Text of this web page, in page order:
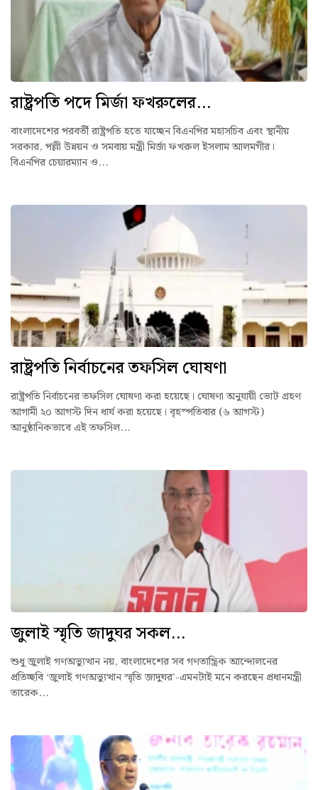
রাষ্ট্রপতি পদে মির্জা ফখরুলের...
বাংলাদেশের পরবর্তী রাষ্ট্রপতি হতে যাচ্ছেন বিএনপির মহাসচিব এবং স্থানীয়
সরকার, পল্লী উন্নয়ন ও সমবায় মন্ত্রী মির্জা ফখরুল ইসলাম আলমগীর।
বিএনপির চেয়ারম্যান ও...
রাষ্ট্রপতি নির্বাচনের তফসিল ঘোষণা
রাষ্ট্রপতি নির্বাচনের তফসিল ঘোষণা করা হয়েছে। ঘোষণা অনুযায়ী ভোট গ্রহণ
আগামী ২০ আগস্ট দিন ধার্য করা হয়েছে। বৃহস্পতিবার (৬ আগস্ট)
আনুষ্ঠানিকভাবে এই তফসিল...
জুলাই স্মৃতি জাদুঘর সকল...
শুধু জুলাই গণঅভ্যুত্থান নয়, বাংলাদেশের সব গণতান্ত্রিক আন্দোলনের
প্রতিচ্ছবি ‘জুলাই গণঅভ্যুত্থান স্মৃতি জাদুঘর’-এমনটাই মনে করছেন প্রধানমন্ত্রী
তারেক...